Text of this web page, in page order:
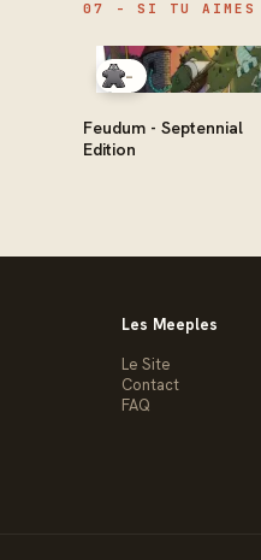
07 - SI TU AIMES
-
Feudum - Septennial
Edition
Les Meeples
Le Site
Contact
FAQ